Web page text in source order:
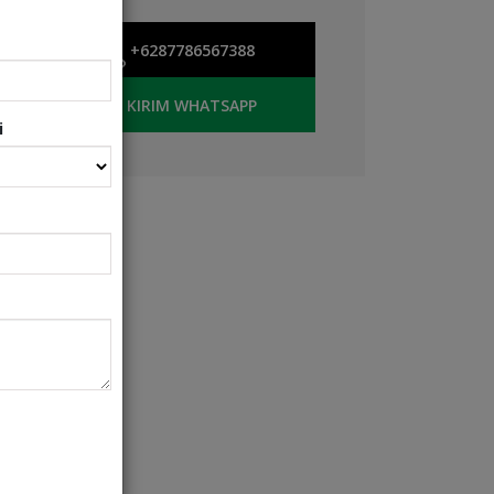
+6287786567388
KIRIM WHATSAPP